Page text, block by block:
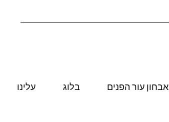
אבחון עור הפנים בלוג עלינו